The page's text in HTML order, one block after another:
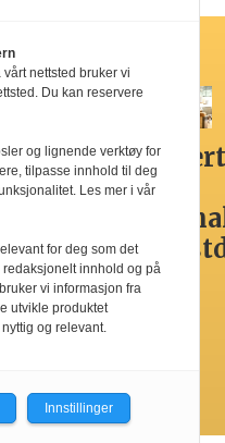
i
den
nettsted bruker vi
Du kan reservere
og lignende verktøy for
tilpasse innhold til deg
Les mer i vår
for deg som det
innhold og på
vi informasjon fra
utvikle produktet
og relevant.
Innstillinger